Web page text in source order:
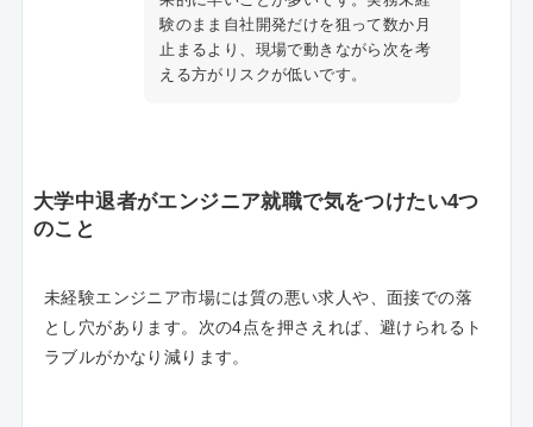
験のまま自社開発だけを狙って数か月
止まるより、現場で動きながら次を考
える方がリスクが低いです。
大学中退者がエンジニア就職で気をつけたい4つ
のこと
未経験エンジニア市場には質の悪い求人や、面接での落
とし穴があります。次の4点を押さえれば、避けられるト
ラブルがかなり減ります。